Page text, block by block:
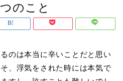
のこと
のは本当に辛いことだと思い
、浮気をされた時には本気で